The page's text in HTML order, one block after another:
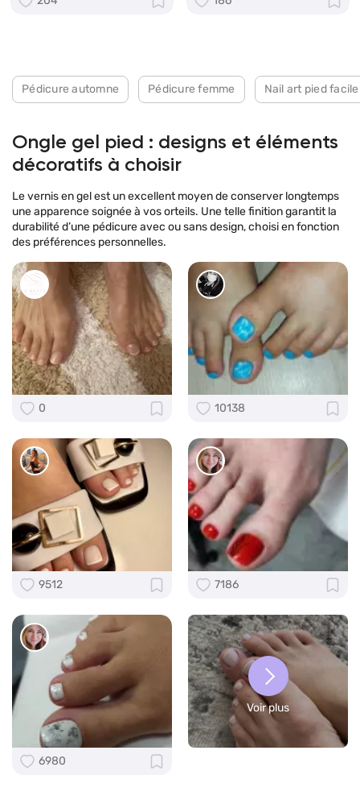
Pédicure automne Pédicure femme Nail art pied facile
Ongle gel pied : designs et éléments
décoratifs à choisir
Le vernis en gel est un excellent moyen de conserver longtemps
une apparence soignée à vos orteils. Une telle finition garantit la
durabilité d’une pédicure avec ou sans design, choisi en fonction
des préférences personnelles.
0 10138
9512 7186
6980
Voir plus